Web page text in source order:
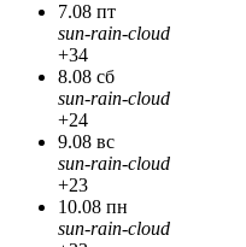
7.08 пт
sun-rain-cloud
+34
8.08 сб
sun-rain-cloud
+24
9.08 вс
sun-rain-cloud
+23
10.08 пн
sun-rain-cloud